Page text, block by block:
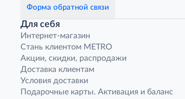
Форма обратной связи
Для себя
Интернет-магазин
Стань клиентом METRO
Акции, скидки, распродажи
Доставка клиентам
Условия доставки
Подарочные карты. Активация и баланс